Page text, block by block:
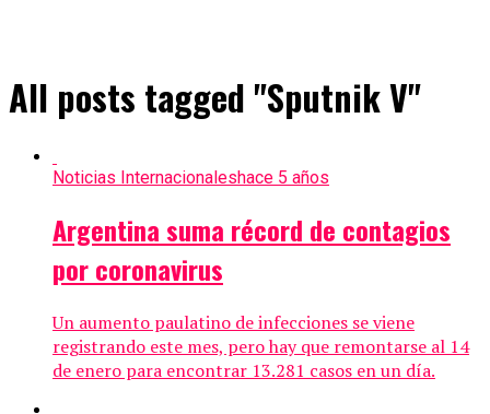
All posts tagged "Sputnik V"
Noticias Internacionaleshace 5 años
Argentina suma récord de contagios
por coronavirus
Un aumento paulatino de infecciones se viene
registrando este mes, pero hay que remontarse al 14
de enero para encontrar 13.281 casos en un día.